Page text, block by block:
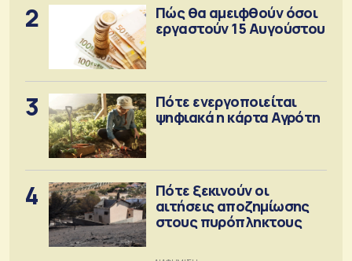
2
Πώς θα αμειφθούν όσοι
εργαστούν 15 Αυγούστου
3
Πότε ενεργοποιείται
ψηφιακά η κάρτα Αγρότη
4
Πότε ξεκινούν οι
αιτήσεις αποζημίωσης
στους πυρόπληκτους